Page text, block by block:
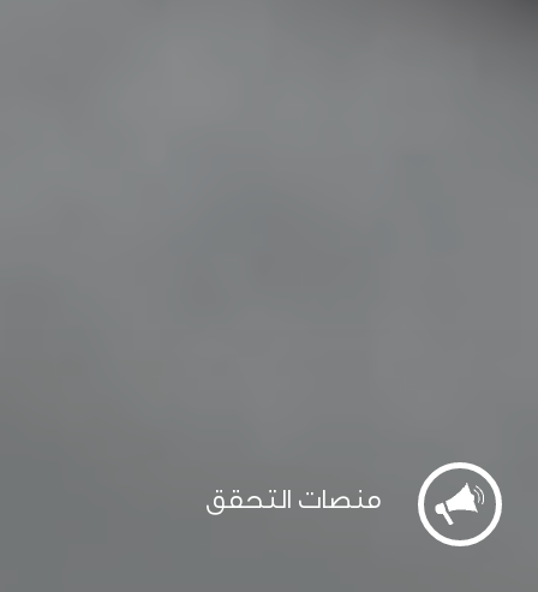
منصات التحقق